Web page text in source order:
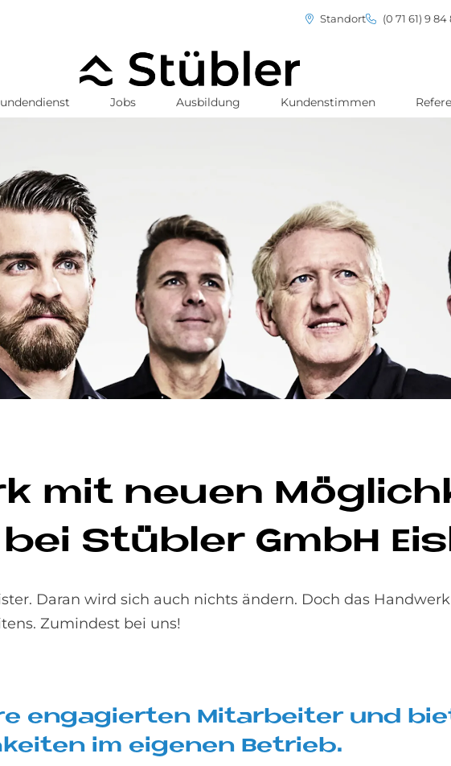
Standort (0 71 61) 9 84
Jobs Ausbildung Kundenstimmen
mit neu­en
Stüb­ler GmbH
Daran wird sich auch nichts ändern. Doch das
Zumindest bei uns!
en­ga­gier­ten Mit­ar­bei­ter und
im ei­ge­nen Be­trieb.